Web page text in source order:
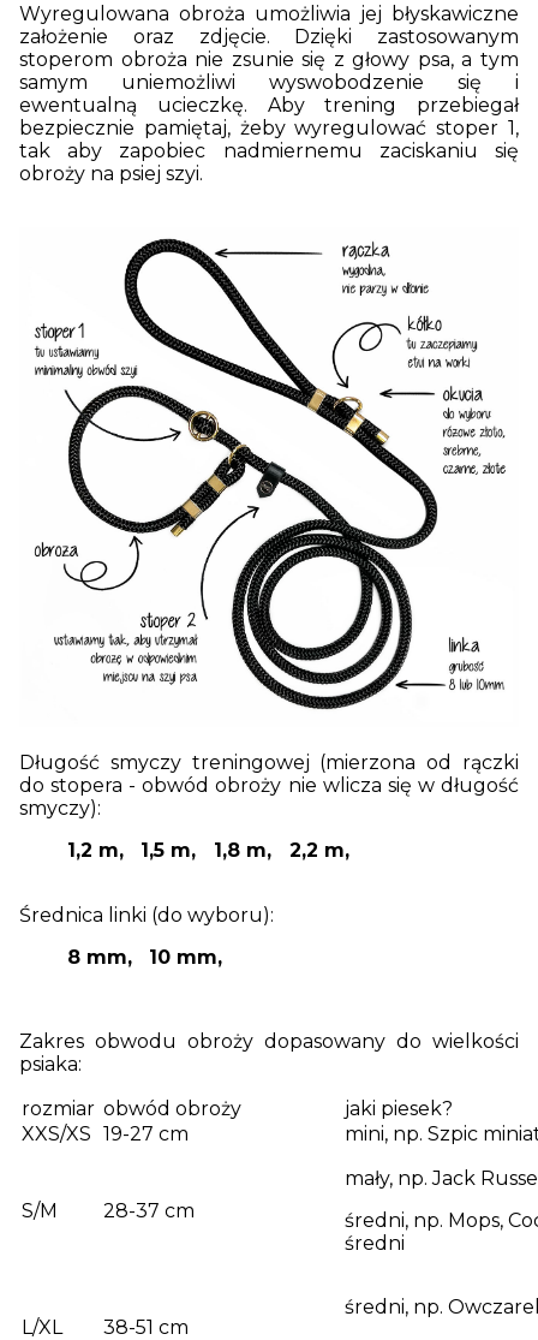
Wyregulowana obroża umożliwia jej błyskawiczne
założenie oraz zdjęcie. Dzięki zastosowanym
stoperom obroża nie zsunie się z głowy psa, a tym
samym uniemożliwi wyswobodzenie się i
ewentualną ucieczkę. Aby trening przebiegał
bezpiecznie pamiętaj, żeby wyregulować stoper 1,
tak aby zapobiec nadmiernemu zaciskaniu się
obroży na psiej szyi.
Długość smyczy treningowej (mierzona od rączki
do stopera - obwód obroży nie wlicza się w długość
smyczy):
1,2 m,
1,5 m, 1,8 m, 2,2 m,
Średnica linki (do wyboru):
8 mm,
10 mm,
Zakres obwodu obroży dopasowany do wielkości
psiaka:
rozmiar obwód obroży
jaki piesek?
XXS/XS 19-27 cm mini, np. Szpic
S/M 28-37 cm
mały, np. Jack
średni, np. Mops,
średni
L/XL 38-51 cm
średni, np.